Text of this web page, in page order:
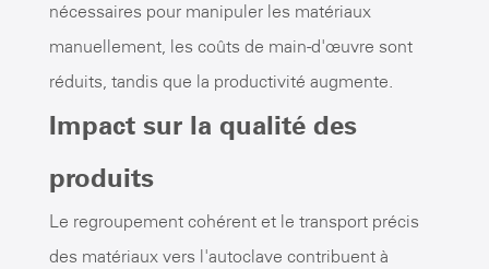
nécessaires pour manipuler les matériaux
manuellement, les coûts de main-d'œuvre sont
réduits, tandis que la productivité augmente.
Impact sur la qualité des
produits
Le regroupement cohérent et le transport précis
des matériaux vers l'autoclave contribuent à